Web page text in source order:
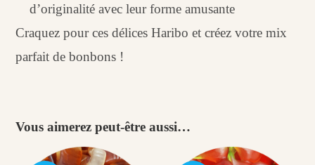
d’originalité avec leur forme amusante
Craquez pour ces délices Haribo et créez votre mix
parfait de bonbons !
Vous aimerez peut-être aussi…